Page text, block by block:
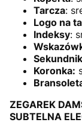
Tarcza:
Logo na
Indeksy:
Sekundnik
Koronka:
ZEGAREK
SUBTELNA